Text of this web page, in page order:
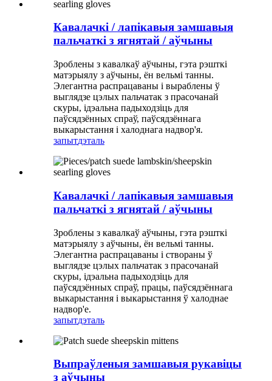
Кавалачкі / лапікавыя замшавыя
пальчаткі з ягнятай / аўчыны
Зроблены з кавалкаў аўчыны, гэта рэшткі
матэрыялу з аўчыны, ён вельмі танны.
Элегантна распрацаваны і выраблены ў
выглядзе цэлых пальчатак з прасочанай
скуры, ідэальна падыходзіць для
паўсядзённых спраў, паўсядзённага
выкарыстання і халоднага надвор'я.
запытдэталь
Кавалачкі / лапікавыя замшавыя
пальчаткі з ягнятай / аўчыны
Зроблены з кавалкаў аўчыны, гэта рэшткі
матэрыялу з аўчыны, ён вельмі танны.
Элегантна распрацаваны і створаны ў
выглядзе цэлых пальчатак з прасочанай
скуры, ідэальна падыходзіць для
паўсядзённых спраў, працы, паўсядзённага
выкарыстання і выкарыстання ў халоднае
надвор'е.
запытдэталь
Выпраўленыя замшавыя рукавіцы
з аўчыны